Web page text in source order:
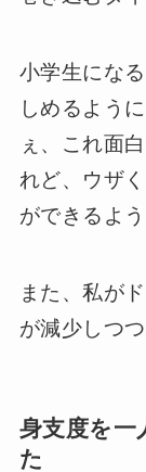
小学生にな
しめるよう
ぇ、これ面
れど、ウザ
ができるよ
また、私が
が減少しつつ
身支度を一
た